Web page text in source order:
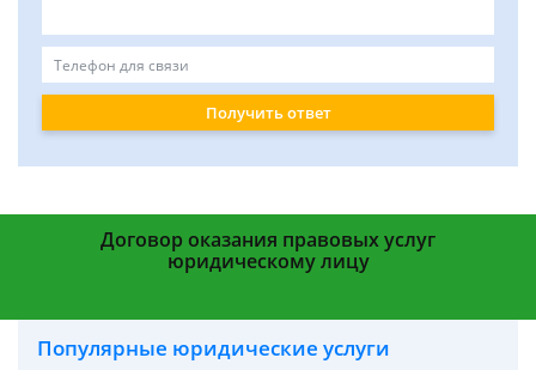
Получить ответ
Договор оказания правовых услуг
юридическому лицу
Популярные юридические услуги